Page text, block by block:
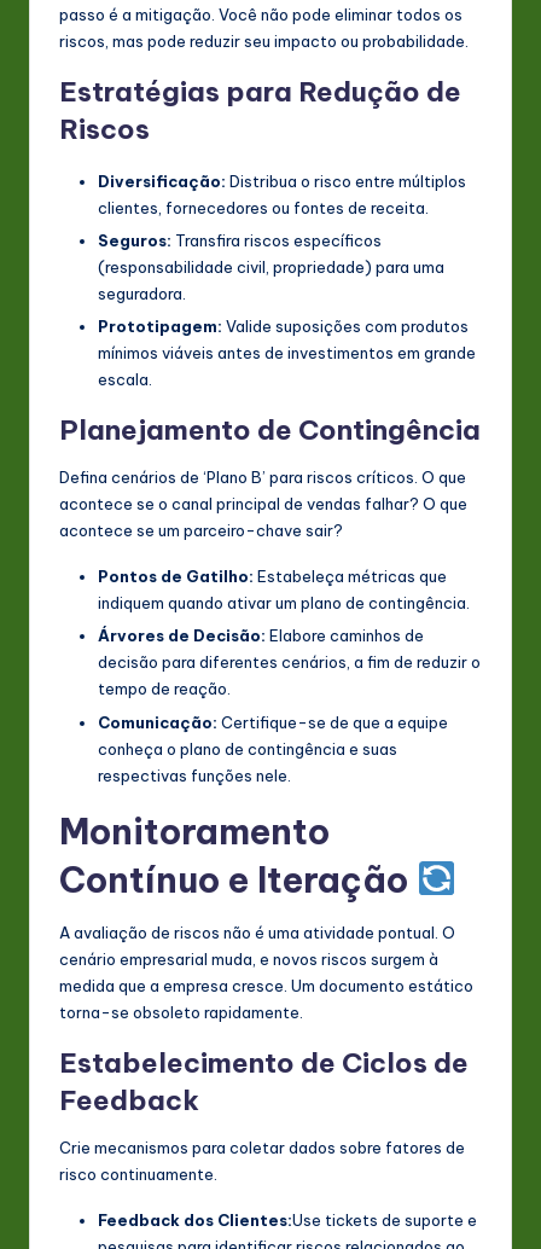
passo é a mitigação. Você não pode eliminar todos os
riscos, mas pode reduzir seu impacto ou probabilidade.
Estratégias para Redução de
Riscos
Diversificação: Distribua o risco entre múltiplos
clientes, fornecedores ou fontes de receita.
Seguros: Transfira riscos específicos
(responsabilidade civil, propriedade) para uma
seguradora.
Prototipagem: Valide suposições com produtos
mínimos viáveis antes de investimentos em grande
escala.
Planejamento de Contingência
Defina cenários de ‘Plano B’ para riscos críticos. O que
acontece se o canal principal de vendas falhar? O que
acontece se um parceiro-chave sair?
Pontos de Gatilho: Estabeleça métricas que
indiquem quando ativar um plano de contingência.
Árvores de Decisão: Elabore caminhos de
decisão para diferentes cenários, a fim de reduzir o
tempo de reação.
Comunicação: Certifique-se de que a equipe
conheça o plano de contingência e suas
respectivas funções nele.
Monitoramento
Contínuo e Iteração
A avaliação de riscos não é uma atividade pontual. O
cenário empresarial muda, e novos riscos surgem à
medida que a empresa cresce. Um documento estático
torna-se obsoleto rapidamente.
Estabelecimento de Ciclos de
Feedback
Crie mecanismos para coletar dados sobre fatores de
risco continuamente.
Feedback dos Clientes:Use tickets de suporte e